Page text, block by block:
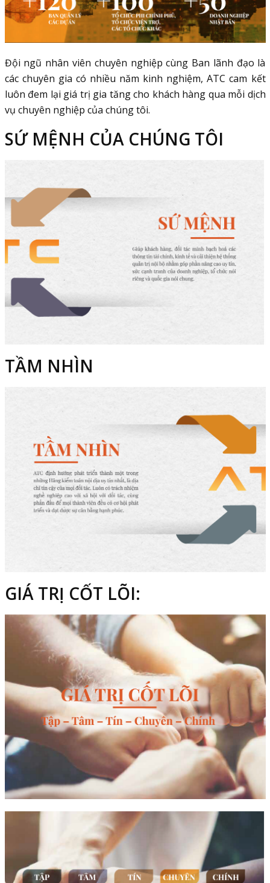
Đội ngũ nhân viên chuyên nghiệp cùng Ban lãnh đạo là
các chuyên gia có nhiều năm kinh nghiệm, ATC cam kết
luôn đem lại giá trị gia tăng cho khách hàng qua mỗi dịch
vụ chuyên nghiệp của chúng tôi.
SỨ MỆNH CỦA CHÚNG TÔI
TẦM NHÌN
GIÁ TRỊ CỐT LÕI: